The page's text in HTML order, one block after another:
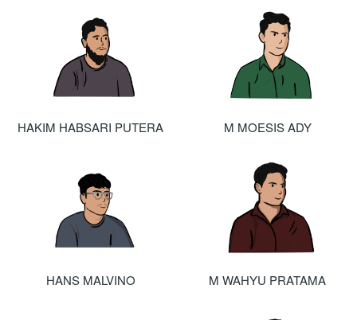
HAKIM HABSARI PUTERA M MOESIS ADY
HANS MALVINO M WAHYU PRATAMA